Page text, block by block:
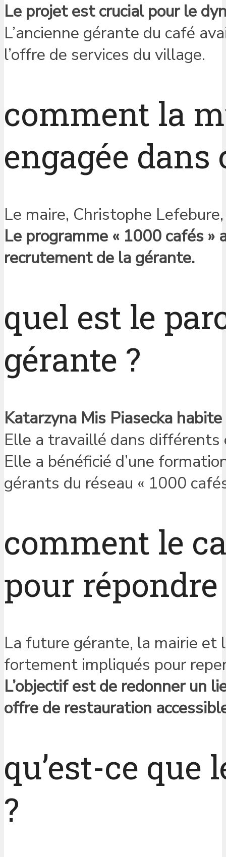
Le projet est crucial pour le
L’ancienne gérante du café
l’offre de services du village.
comment la
engagée dans
Le maire, Christophe
Le programme « 1000 cafés »
recrutement de la gérante.
quel est le
gérante ?
Katarzyna Mis Piasecka
Elle a travaillé dans
Elle a bénéficié d’une
gérants du réseau « 1000
comment le
pour
La future gérante, la mairie et
fortement impliqués pour
L’objectif est de redonner un
offre de restauration
qu’est-ce que
?